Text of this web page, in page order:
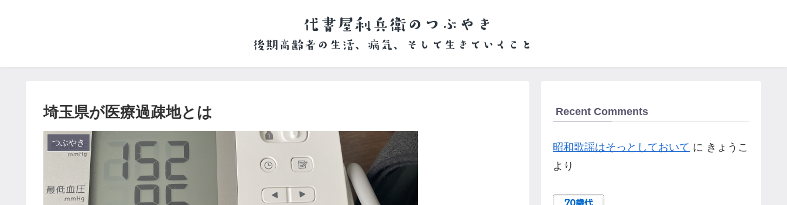
埼玉県が医療過疎地とは
つぶやき
Recent Comments
昭和歌謡はそっとしておいて に きょうこ
より